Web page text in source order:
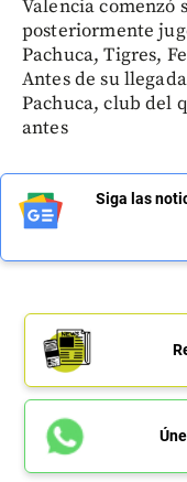
Valencia comenzó
posteriormente
Pachuca, Tigres,
Antes de su
Pachuca, club del
antes
Siga las